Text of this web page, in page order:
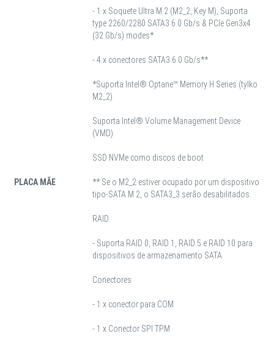
PLACA MÃE
- 1 x Soquete Ultra M.2 (M2_2, Key M), Suporta
type 2260/2280 SATA3 6.0 Gb/s & PCIe Gen3x4
(32 Gb/s) modes*
- 4 x conectores SATA3 6.0 Gb/s**
*Suporta Intel® Optane™ Memory H Series (tylko
M2_2)
Suporta Intel® Volume Management Device
(VMD)
SSD NVMe como discos de boot
** Se o M2_2 estiver ocupado por um dispositivo
tipo-SATA M.2, o SATA3_3 serão desabilitados.
RAID
- Suporta RAID 0, RAID 1, RAID 5 e RAID 10 para
dispositivos de armazenamento SATA
Conectores
- 1 x conector para COM
- 1 x Conector SPI TPM